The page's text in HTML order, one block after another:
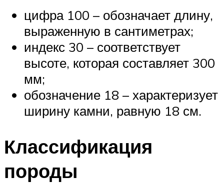
цифра 100 – обозначает длину,
выраженную в сантиметрах;
индекс 30 – соответствует
высоте, которая составляет 300
мм;
обозначение 18 – характеризует
ширину камни, равную 18 см.
Классификация
породы